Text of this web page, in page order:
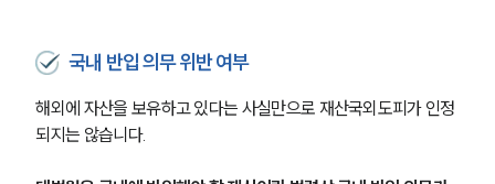
국내 반입 의무 위반 여부
해외에 자산을 보유하고 있다는 사실만으로 재산국외도피가 인정
되지는 않습니다.